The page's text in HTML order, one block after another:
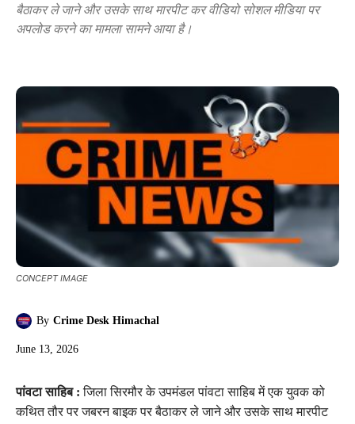
बैठाकर ले जाने और उसके साथ मारपीट कर वीडियो सोशल मीडिया पर
अपलोड करने का मामला सामने आया है।
CONCEPT IMAGE
By Crime Desk Himachal
June 13, 2026
पांवटा साहिब :जिला सिरमौर के उपमंडल पांवटा साहिब में एक युवक को
कथित तौर पर जबरन बाइक पर बैठाकर ले जाने और उसके साथ मारपीट